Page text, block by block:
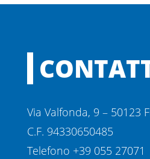
Via Valfonda, 9 – 50123
C.F. 94330650485
Telefono +39 055 27071